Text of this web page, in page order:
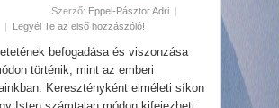
Szerző: Eppel-Pásztor Adri |
| Legyél Te az első hozzászóló!
befogadása és viszonzása
történik, mint az emberi
Keresztényként elméleti síkon